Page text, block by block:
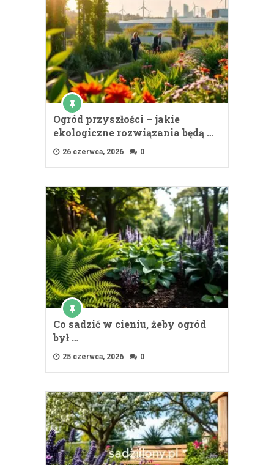
Ogród przyszłości – jakie
ekologiczne rozwiązania będą …
26 czerwca, 2026 0
Co sadzić w cieniu, żeby ogród
był …
25 czerwca, 2026 0